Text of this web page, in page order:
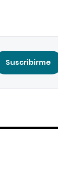
Suscribirme